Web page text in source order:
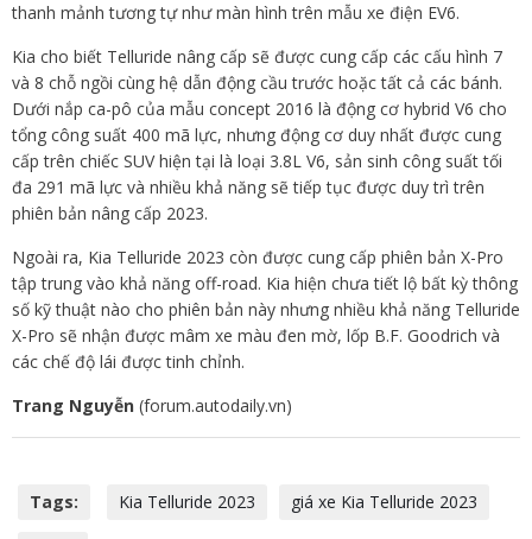
thanh mảnh tương tự như màn hình trên mẫu xe điện EV6.
Kia cho biết Telluride nâng cấp sẽ được cung cấp các cấu hình 7
và 8 chỗ ngồi cùng hệ dẫn động cầu trước hoặc tất cả các bánh.
Dưới nắp ca-pô của mẫu concept 2016 là động cơ hybrid V6 cho
tổng công suất 400 mã lực, nhưng động cơ duy nhất được cung
cấp trên chiếc SUV hiện tại là loại 3.8L V6, sản sinh công suất tối
đa 291 mã lực và nhiều khả năng sẽ tiếp tục được duy trì trên
phiên bản nâng cấp 2023.
Ngoài ra, Kia Telluride 2023 còn được cung cấp phiên bản X-Pro
tập trung vào khả năng off-road. Kia hiện chưa tiết lộ bất kỳ thông
số kỹ thuật nào cho phiên bản này nhưng nhiều khả năng Telluride
X-Pro sẽ nhận được mâm xe màu đen mờ, lốp B.F. Goodrich và
các chế độ lái được tinh chỉnh.
Trang Nguyễn (forum.autodaily.vn)
Tags: Kia Telluride 2023 giá xe Kia Telluride 2023